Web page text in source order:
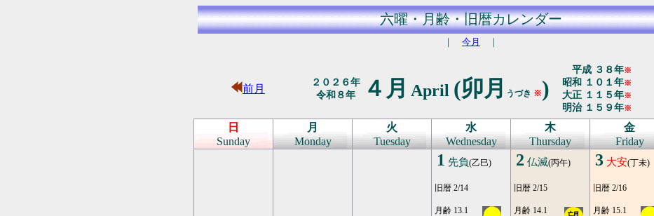
六曜・月齢・旧暦カレンダー
｜ 今月 ｜
前月
２０２６年
令和８年
４月 April (卯月 うづき ※)
平成 ３８年※
昭和 １０１年※
大正 １１５年※
明治 １５９年※
日
Sunday
月
Monday
火
Tuesday
水
Wednesday
木
Thursday
金
Friday
1 先負(乙巳)
旧暦 2/14
月齢 13.1
2 仏滅(丙午)
旧暦 2/15
月齢 14.1
3 大安(丁未)
旧暦 2/16
月齢 15.1